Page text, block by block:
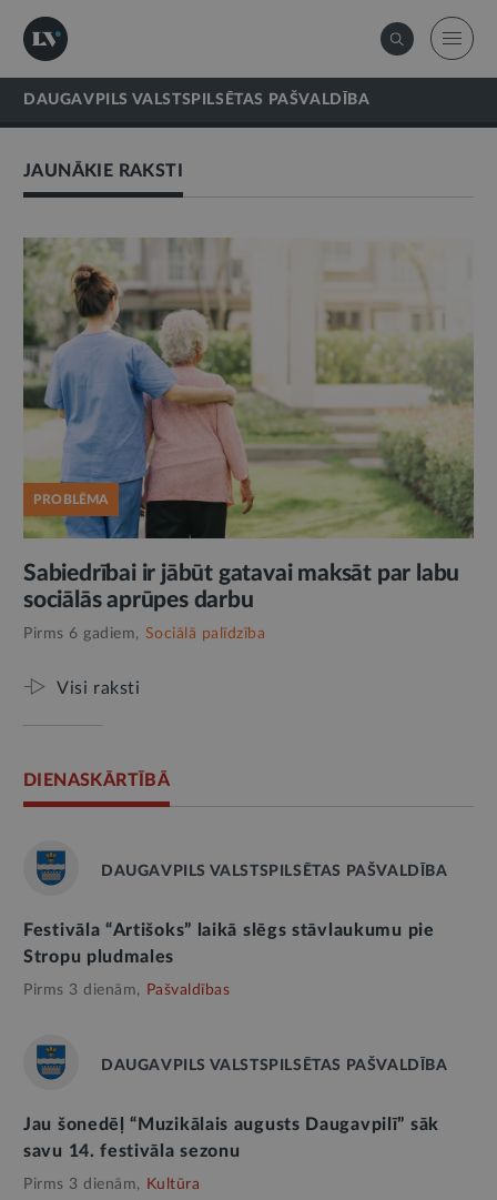
DAUGAVPILS VALSTSPILSĒTAS PAŠVALDĪBA
JAUNĀKIE RAKSTI
PROBLĒMA
Sabiedrībai ir jābūt gatavai maksāt par labu
sociālās aprūpes darbu
Pirms 6 gadiem, Sociālā palīdzība
Visi raksti
DIENASKĀRTĪBĀ
DAUGAVPILS VALSTSPILSĒTAS PAŠVALDĪBA
Festivāla “Artišoks” laikā slēgs stāvlaukumu pie
Stropu pludmales
Pirms 3 dienām, Pašvaldības
DAUGAVPILS VALSTSPILSĒTAS PAŠVALDĪBA
Jau šonedēļ “Muzikālais augusts Daugavpilī” sāk
savu 14. festivāla sezonu
Pirms 3 dienām, Kultūra